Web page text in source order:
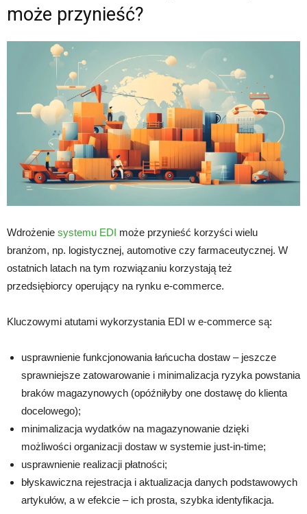
może przynieść?
Wdrożenie systemu EDI może przynieść korzyści wielu
branżom, np. logistycznej, automotive czy farmaceutycznej. W
ostatnich latach na tym rozwiązaniu korzystają też
przedsiębiorcy operujący na rynku e-commerce.
Kluczowymi atutami wykorzystania EDI w e-commerce są:
usprawnienie funkcjonowania łańcucha dostaw – jeszcze
sprawniejsze zatowarowanie i minimalizacja ryzyka powstania
braków magazynowych (opóźniłyby one dostawę do klienta
docelowego);
minimalizacja wydatków na magazynowanie dzięki
możliwości organizacji dostaw w systemie just-in-time;
usprawnienie realizacji płatności;
błyskawiczna rejestracja i aktualizacja danych podstawowych
artykułów, a w efekcie – ich prosta, szybka identyfikacja.